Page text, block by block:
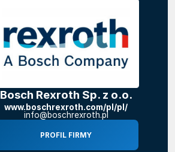
Bosch Rexroth Sp. z o.o.
www.boschrexroth.com/pl/pl/
info@boschrexroth.pl
PROFIL FIRMY